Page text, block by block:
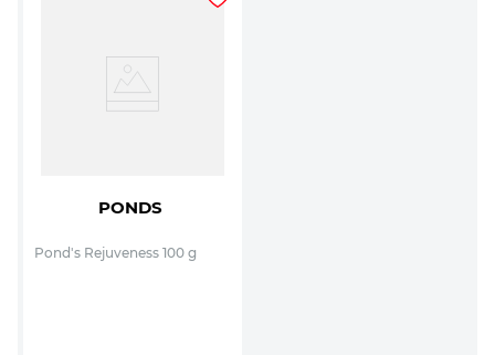
PONDS
Pond's Rejuveness 100 g